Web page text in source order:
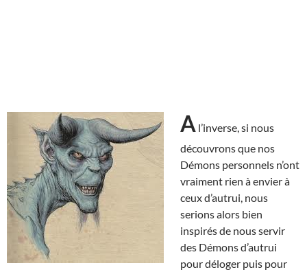
A l’inverse, si nous
découvrons que nos
Démons personnels n’ont
vraiment rien à envier à
ceux d’autrui, nous
serions alors bien
inspirés de nous servir
des Démons d’autrui
pour déloger puis pour